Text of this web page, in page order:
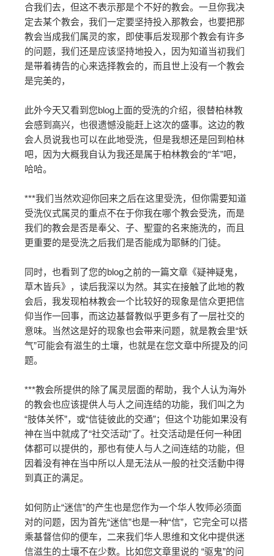
合我们去，但这不表示那是个不好的教会。一旦你我决
定去某个教会，我们一定要坚持投入那教会，也要把那
教会当成我们属灵的家，即使事后发现那个教会有许多
的问题，我们还是应该坚持地投入，因为知道当初我们
是带着祷告的心来选择教会的，而且世上没有一个教会
是完美的，
此外今天又看到您blog上面的受洗的介绍，很替柏林教
会感到高兴，也很遗憾没能赶上这次的盛事。这边的教
会人员说我也可以在此地受洗，但是我想还是回到柏林
吧，因为大概我自认为我还是属于柏林教会的“羊”吧，
哈哈。
***我们当然欢迎你回来之后在这里受洗，但你需要知道
受洗仪式属灵的重点不在于你我在哪个教会受洗，而是
我们的教会是否是奉父、子、聖靈的名来施洗的，而且
更重要的是受洗之后我们是否能成为耶稣的门徒。
同时，也看到了您的blog之前的一篇文章《疑神疑鬼，
草木皆兵》，读后我深以为然。其实在接触了此地的教
会后，我发现柏林教会一个比较好的现象是信众更把信
仰当作一回事，而这边基督教似乎更多有了一层社交的
意味。当然这是好的现象也会带来问题，就是教会里“妖
气”可能会有滋生的土壤，也就是在您文章中所提及的问
题。
***教会所提供的除了属灵层面的帮助，我个人认为海外
的教会也应该提供人与人之间连结的功能，我们叫之为
“肢体关怀”，或“信徒彼此的交通”；但这个功能如果没有
神在当中就成了“社交活动”了。社交活动是任何一种团
体都可以提供的，那也有使人与人之间连结的功能，但
因着没有神在当中所以人是无法从一般的社交活動中得
到真正的满足。
如何防止“迷信”的产生也是您作为一个华人牧师必须面
对的问题，因为首先“迷信”也是一种“信”，它完全可以搭
乘基督信仰的便车，二来我们华人思维和文化中提供迷
信滋生的土壤不在少数。比如您文章里说的 “驱鬼”的问